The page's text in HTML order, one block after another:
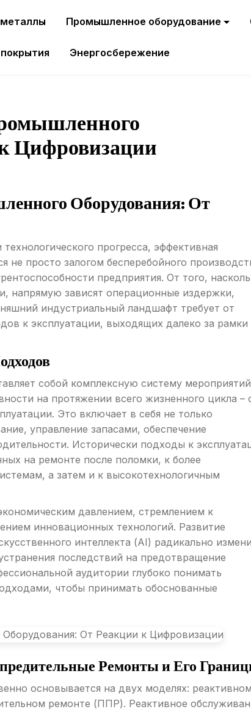
Промышленное оборудование
Энергосбережение
Цифровизации
Оборудования: От
прогресса, эффективная
не просто залогом бесперебойного
предприятия. От того,
напрямую зависят операционные издержки,
индустриальный ландшафт требует от
к эксплуатации, выходящих далеко за рамки
собой комплексную систему мероприятий
на протяжении всего жизненного цикла –
Это включает в себя не только
управление запасами, обеспечение
Исторически подходы к
на ремонте после поломки, к более
а затем и к высокотехнологичным
давлением, стремлением к
инновационных технологий. Развитие
интеллекта (AI) радикально
последствий на предотвращение
аудитории глубоко понимать
чтобы принимать обоснованные
Ремонты и Его
основывается на двух моделях: реактивном
ремонте (ППР). Реактивное